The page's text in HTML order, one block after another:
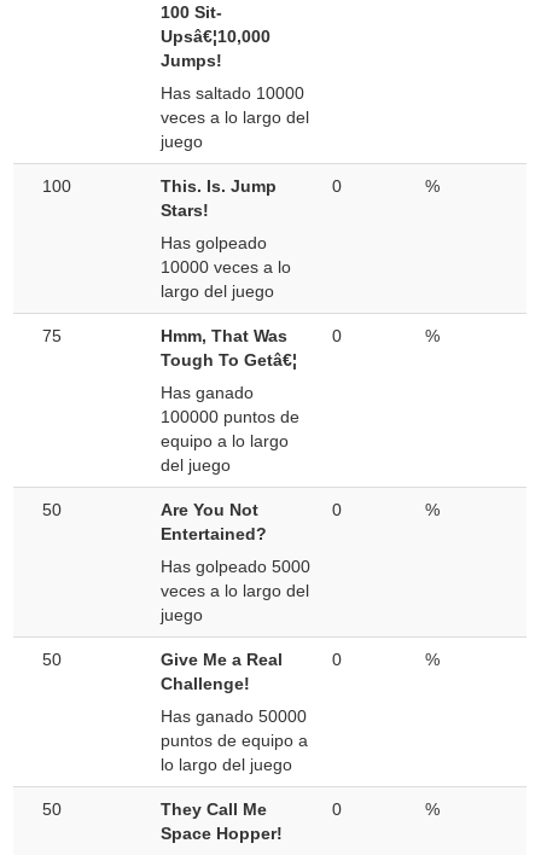
100 Sit-
Upsâ€¦10,000
Jumps!
Has saltado 10000
veces a lo largo del
juego
100
This. Is. Jump
Stars!
Has golpeado
10000 veces a lo
largo del juego
0 %
75
Hmm, That Was
Tough To Getâ€¦
Has ganado
100000 puntos de
equipo a lo largo
del juego
0 %
50
Are You Not
Entertained?
Has golpeado 5000
veces a lo largo del
juego
0 %
50
Give Me a Real
Challenge!
Has ganado 50000
puntos de equipo a
lo largo del juego
0 %
50
They Call Me
Space Hopper!
0 %